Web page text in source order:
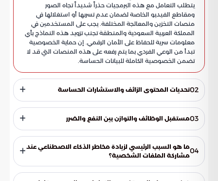
يتطلب التعامل مع هذه البرمجيات حذراً شديداً تجاه الصور
ومقاطع الفيديو الخاصة لضمان عدم تسربها أو استغلالها في
منصات التخزين والمعالجة المختلفة. يجب على المستخدمين في
المملكة العربية السعودية والمنطقة تجنب تزويد هذه النماذج بأي
معلومات سرية للحفاظ على الأمان الرقمي. إن حماية الخصوصية
تبدأ من الوعي الفردي بما يتم رفعه على هذه المنصات التي قد لا
تضمن الخصوصية الكاملة للبيانات الحساسة.
02تحديات المحتوى الزائف والاستشارات الحساسة
التقني المتطور. تكمن الإشكالية الكبرى في اتخاذ هذه النماذج
مرجعاً للحصول على نصائح طبية أو أسرية أو توجيهات نفسية،
موسوعة الخليج العربي ضرورة استثمار هذه التقنيات في مجالاتها
الصحيحة دون إدراج بيانات حساسة ضمن قواعد بياناتها. تعمل
هذه الأنظمة على إعادة معالجة المعلومات المتاحة لها، مما قد
03مستقبل الوظائف والتوازن بين النفع والضرر
بينما تصل الفوائد المرجوة إلى ستة وتسعين بالمائة. ستختفي
بعض المهن التقليدية نتيجة هذا التوسع التقني، لكنه سيعمل
كأداة مساعدة لاكتساب كفاءات حديثة تتيح الحصول على فرص
وظيفية بديلة في سوق العمل السعودي المتطور. الاعتماد على
04ما هو السبب الرئيسي لزيادة مخاطر الذكاء الاصطناعي عند
مشاركة الملفات الشخصية؟